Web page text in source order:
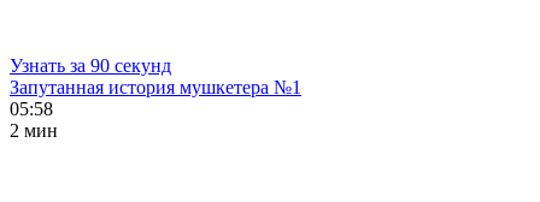
Узнать за 90 секунд
Запутанная история мушкетера №1
05:58
2 мин